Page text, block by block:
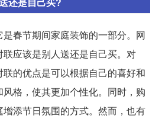
春节期间家庭装饰的一部分。网
应该是别人送还是自己买。对
的优点是可以根据自己的喜好和
格，使其更加个性化。同时，购
添节日氛围的方式。然而，也有